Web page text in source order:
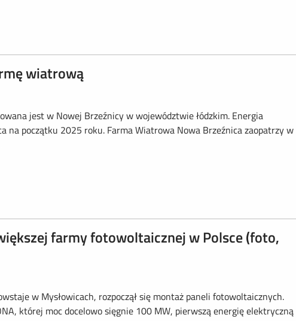
wiatrową
jest w Nowej Brzeźnicy w województwie łódzkim. Energia
na początku 2025 roku. Farma Wiatrowa Nowa Brzeźnica zaopatrzy w
farmy fotowoltaicznej w Polsce (foto,
w Mysłowicach, rozpoczął się montaż paneli fotowoltaicznych.
której moc docelowo sięgnie 100 MW, pierwszą energię elektryczną